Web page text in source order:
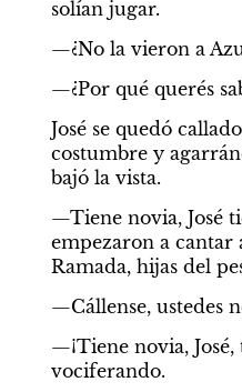
solían jugar.
—¿No la vieron a
—¿Por qué querés
José se quedó
costumbre y
bajó la vista.
—Tiene novia, José
empezaron a cantar
Ramada, hijas del
—Cállense, ustedes
—¡Tiene novia,
vociferando.